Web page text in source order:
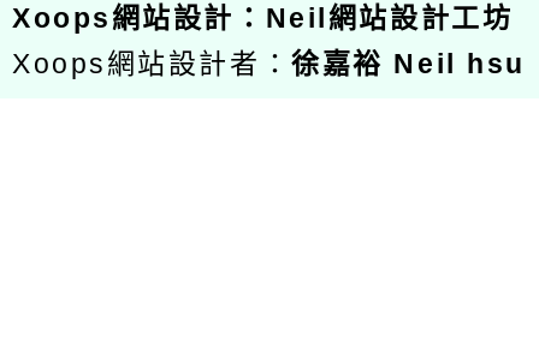
Xoops網站設計 ： Neil網站設計工坊
Xoops網站設計者：徐嘉裕 Neil hsu